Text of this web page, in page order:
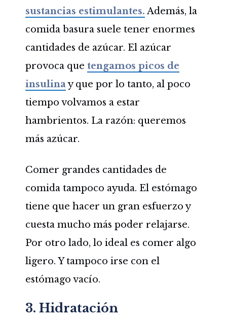
sustancias estimulantes. Además, la
comida basura suele tener enormes
cantidades de azúcar. El azúcar
provoca que tengamos picos de
insulinay que por lo tanto, al poco
tiempo volvamos a estar
hambrientos. La razón: queremos
más azúcar.
Comer grandes cantidades de
comida tampoco ayuda. El estómago
tiene que hacer un gran esfuerzo y
cuesta mucho más poder relajarse.
Por otro lado, lo ideal es comer algo
ligero. Y tampoco irse con el
estómago vacío.
3. Hidratación